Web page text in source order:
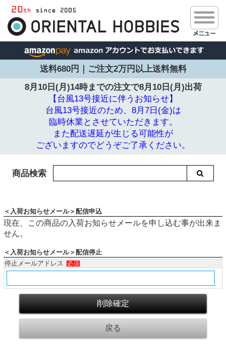
送料680円｜ご注文2万円以上送料無料
8月10日(月)14時までの注文で8月10日(月)出荷
【台風13号接近に伴うお知らせ】
台風13号接近のため、8月7日(金)は
臨時休業とさせていただきます。
また配送遅延が生じる可能性が
ございますのでどうぞご了承ください。
商品検索
＜入荷お知らせメール＞配信申込
現在、この商品の入荷お知らせメールを申し込む事が出来ま
せん。
＜入荷お知らせメール＞配信停止
停止メールアドレス
必須